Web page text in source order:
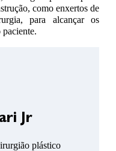
como enxertos de
para alcançar os
paciente.
Jr
plástico